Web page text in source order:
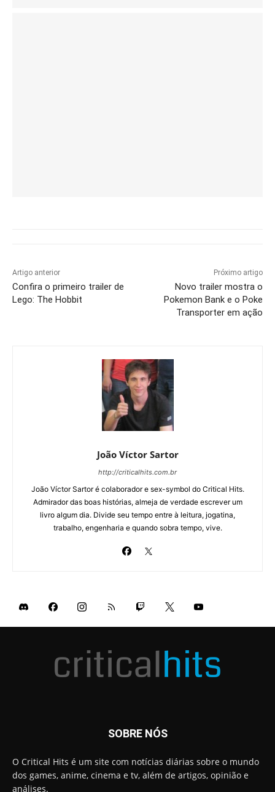
Artigo anterior
Confira o primeiro trailer de
Lego: The Hobbit
Próximo artigo
Novo trailer mostra o
Pokemon Bank e o Poke
Transporter em ação
João Víctor Sartor
http://criticalhits.com.br
João Víctor Sartor é colaborador e sex-symbol do Critical Hits.
Admirador das boas histórias, almeja de verdade escrever um
livro algum dia. Divide seu tempo entre à leitura, jogatina,
trabalho, engenharia e quando sobra tempo, vive.
SOBRE NÓS
O Critical Hits é um site com notícias diárias sobre o mundo
dos games, anime, cinema e tv, além de artigos, opinião e
análises.